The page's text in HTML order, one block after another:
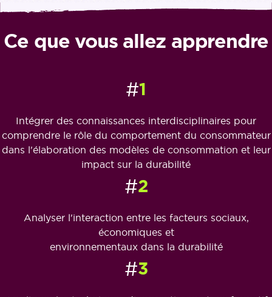
Ce que vous allez apprendre
#1
Intégrer des connaissances interdisciplinaires pour
comprendre le rôle du comportement du consommateur
dans l'élaboration des modèles de consommation et leur
impact sur la durabilité
#2
Analyser l'interaction entre les facteurs sociaux,
économiques et
environnementaux dans la durabilité
#3